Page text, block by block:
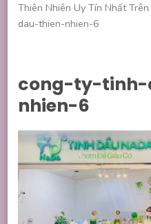
Thiên Nhiên Uy Tín Nhất
dau-thien-nhien-6
cong-ty-
nhien-6